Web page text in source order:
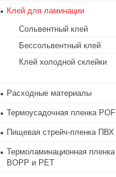
Клей для ламинации
Сольвентный клей
Бессольвентный клей
Клей холодной склейки
Расходные материалы
Термоусадочная пленка POF
Пищевая стрейч-пленка ПВХ
Термоламинационная пленка
BOPP и PET